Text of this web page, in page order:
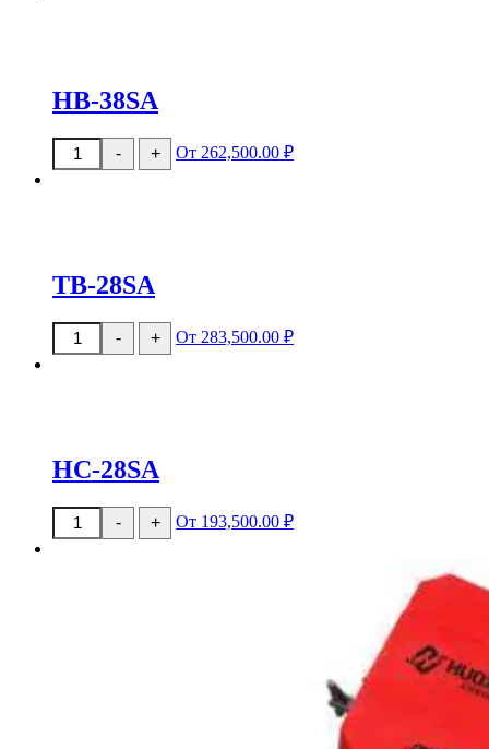
HB-38SA
-
Количество
товара
+ От 262,500.00 ₽
TB-28SA
-
Количество
товара
+ От 283,500.00 ₽
HC-28SA
-
Количество
товара
+ От 193,500.00 ₽